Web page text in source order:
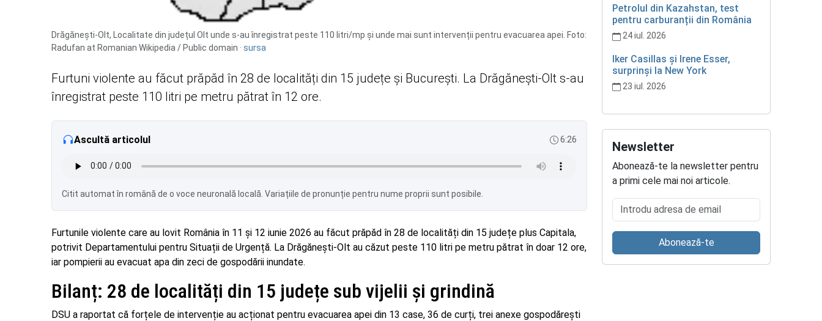
Drăgănești-Olt, Localitate din județul Olt unde s-au înregistrat peste 110 litri/mp și unde mai sunt intervenții pentru evacuarea apei. Foto:
Radufan at Romanian Wikipedia / Public domain · sursa
Furtuni violente au făcut prăpăd în 28 de localități din 15 județe și București. La Drăgănești-Olt s-au
înregistrat peste 110 litri pe metru pătrat în 12 ore.
Ascultă articolul 6:26
Citit automat în română de o voce neuronală locală. Variațiile de pronunție pentru nume proprii sunt posibile.
Furtunile violente care au lovit România în 11 și 12 iunie 2026 au făcut prăpăd în 28 de localități din 15 județe plus Capitala,
potrivit Departamentului pentru Situații de Urgență. La Drăgănești-Olt au căzut peste 110 litri pe metru pătrat în doar 12 ore,
iar pompierii au evacuat apa din zeci de gospodării inundate.
Bilanț: 28 de localități din 15 județe sub vijelii și grindină
DSU a raportat că forțele de intervenție au acționat pentru evacuarea apei din 13 case, 36 de curți, trei anexe gospodărești
Petrolul din Kazahstan, test
pentru carburanții din România
24 iul. 2026
Iker Casillas și Irene Esser,
surprinși la New York
23 iul. 2026
Newsletter
Abonează-te la newsletter pentru
a primi cele mai noi articole.
Introdu adresa de email
Abonează-te